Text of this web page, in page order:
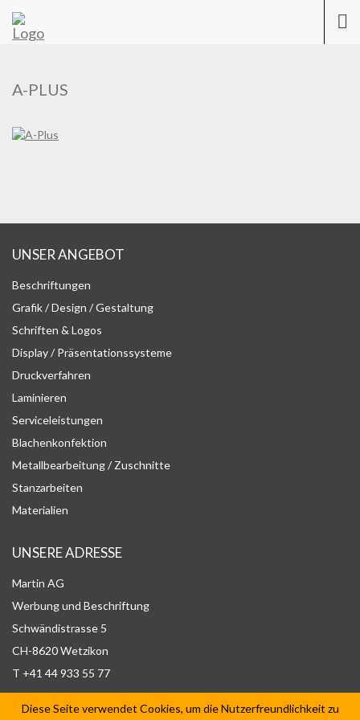
A-PLUS
UNSER ANGEBOT
Beschriftungen
Grafik / Design / Gestaltung
Schriften & Logos
Display / Präsentationssysteme
Druckverfahren
Laminieren
Serviceleistungen
Blachenkonfektion
Metallbearbeitung / Zuschnitte
Stanzarbeiten
Materialien
UNSERE ADRESSE
Martin AG
Werbung und Beschriftung
Schwändistrasse 5
CH-8620 Wetzikon
T +41 44 933 55 77
Diese Seite verwendet Cookies, um die Nutzerfreundlichkeit zu